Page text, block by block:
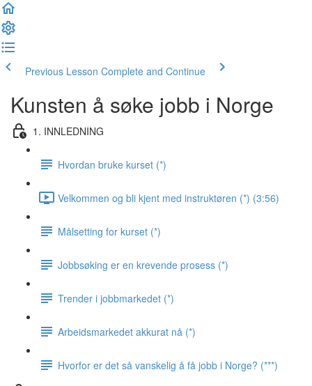
Previous Lesson Complete and Continue
Kunsten å søke jobb i Norge
1. INNLEDNING
Hvordan bruke kurset (*)
Velkommen og bli kjent med instruktøren (*) (3:56)
Målsetting for kurset (*)
Jobbsøking er en krevende prosess (*)
Trender i jobbmarkedet (*)
Arbeidsmarkedet akkurat nå (*)
Hvorfor er det så vanskelig å få jobb i Norge? (***)